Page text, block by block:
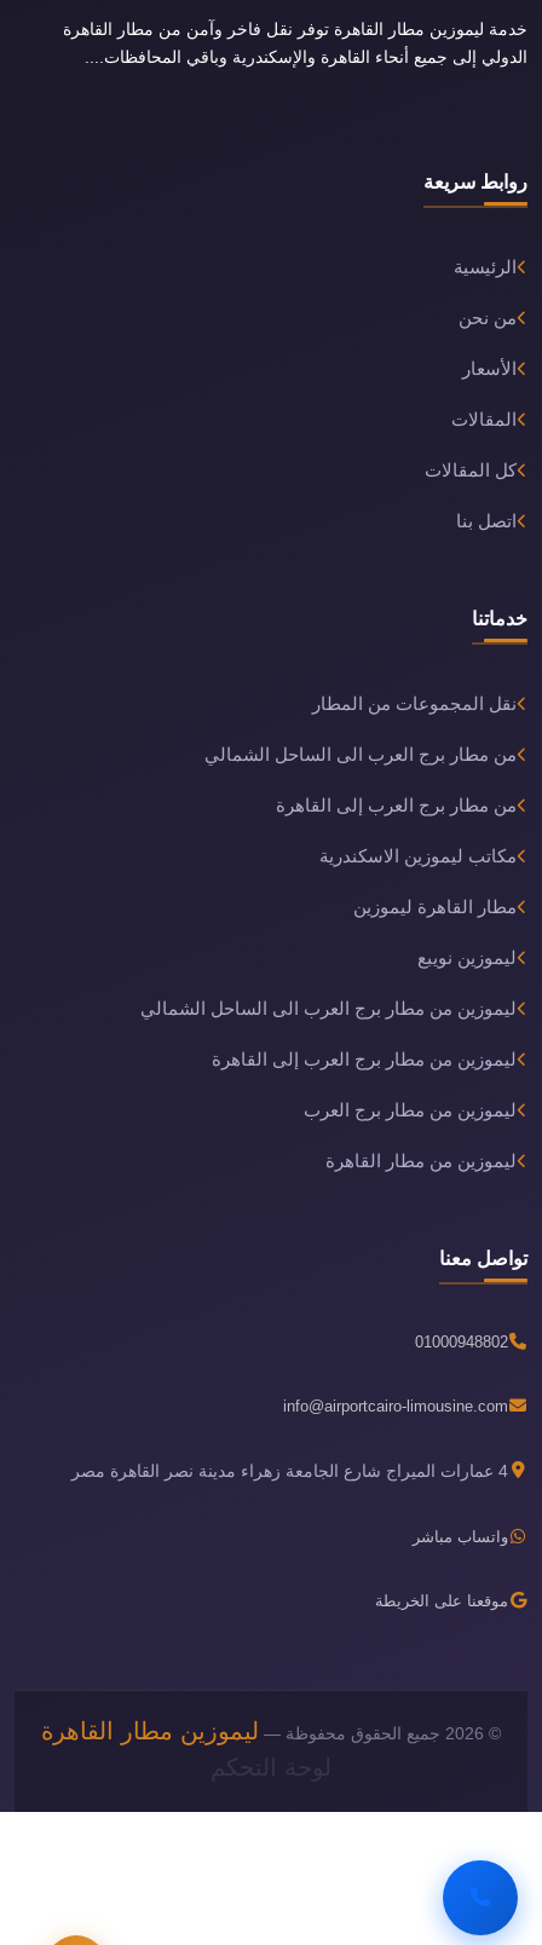
خدمة ليموزين مطار القاهرة توفر نقل فاخر وآمن من مطار القاهرة
الدولي إلى جميع أنحاء القاهرة والإسكندرية وباقي المحافظات....
روابط سريعة
الرئيسية
من نحن
الأسعار
المقالات
كل المقالات
اتصل بنا
خدماتنا
نقل المجموعات من المطار
من مطار برج العرب الى الساحل الشمالي
من مطار برج العرب إلى القاهرة
مكاتب ليموزين الاسكندرية
مطار القاهرة ليموزين
ليموزين نويبع
ليموزين من مطار برج العرب الى الساحل الشمالي
ليموزين من مطار برج العرب إلى القاهرة
ليموزين من مطار برج العرب
ليموزين من مطار القاهرة
تواصل معنا
01000948802
info@airportcairo-limousine.com
4 عمارات الميراج شارع الجامعة زهراء مدينة نصر القاهرة مصر
واتساب مباشر
موقعنا على الخريطة
© 2026 جميع الحقوق محفوظة —
ليموزين مطار القاهرة